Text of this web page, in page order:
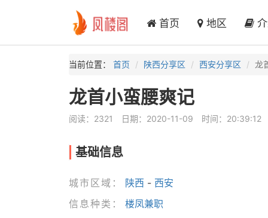
首页 地区 介
当前位置： 首页 陕西分享区 西安分享区 龙
龙首小蛮腰爽记
阅读：2321 日期：2020-11-09 时间：20:39:12
基础信息
城市区域： 陕西 - 西安
信息种类：
楼凤兼职